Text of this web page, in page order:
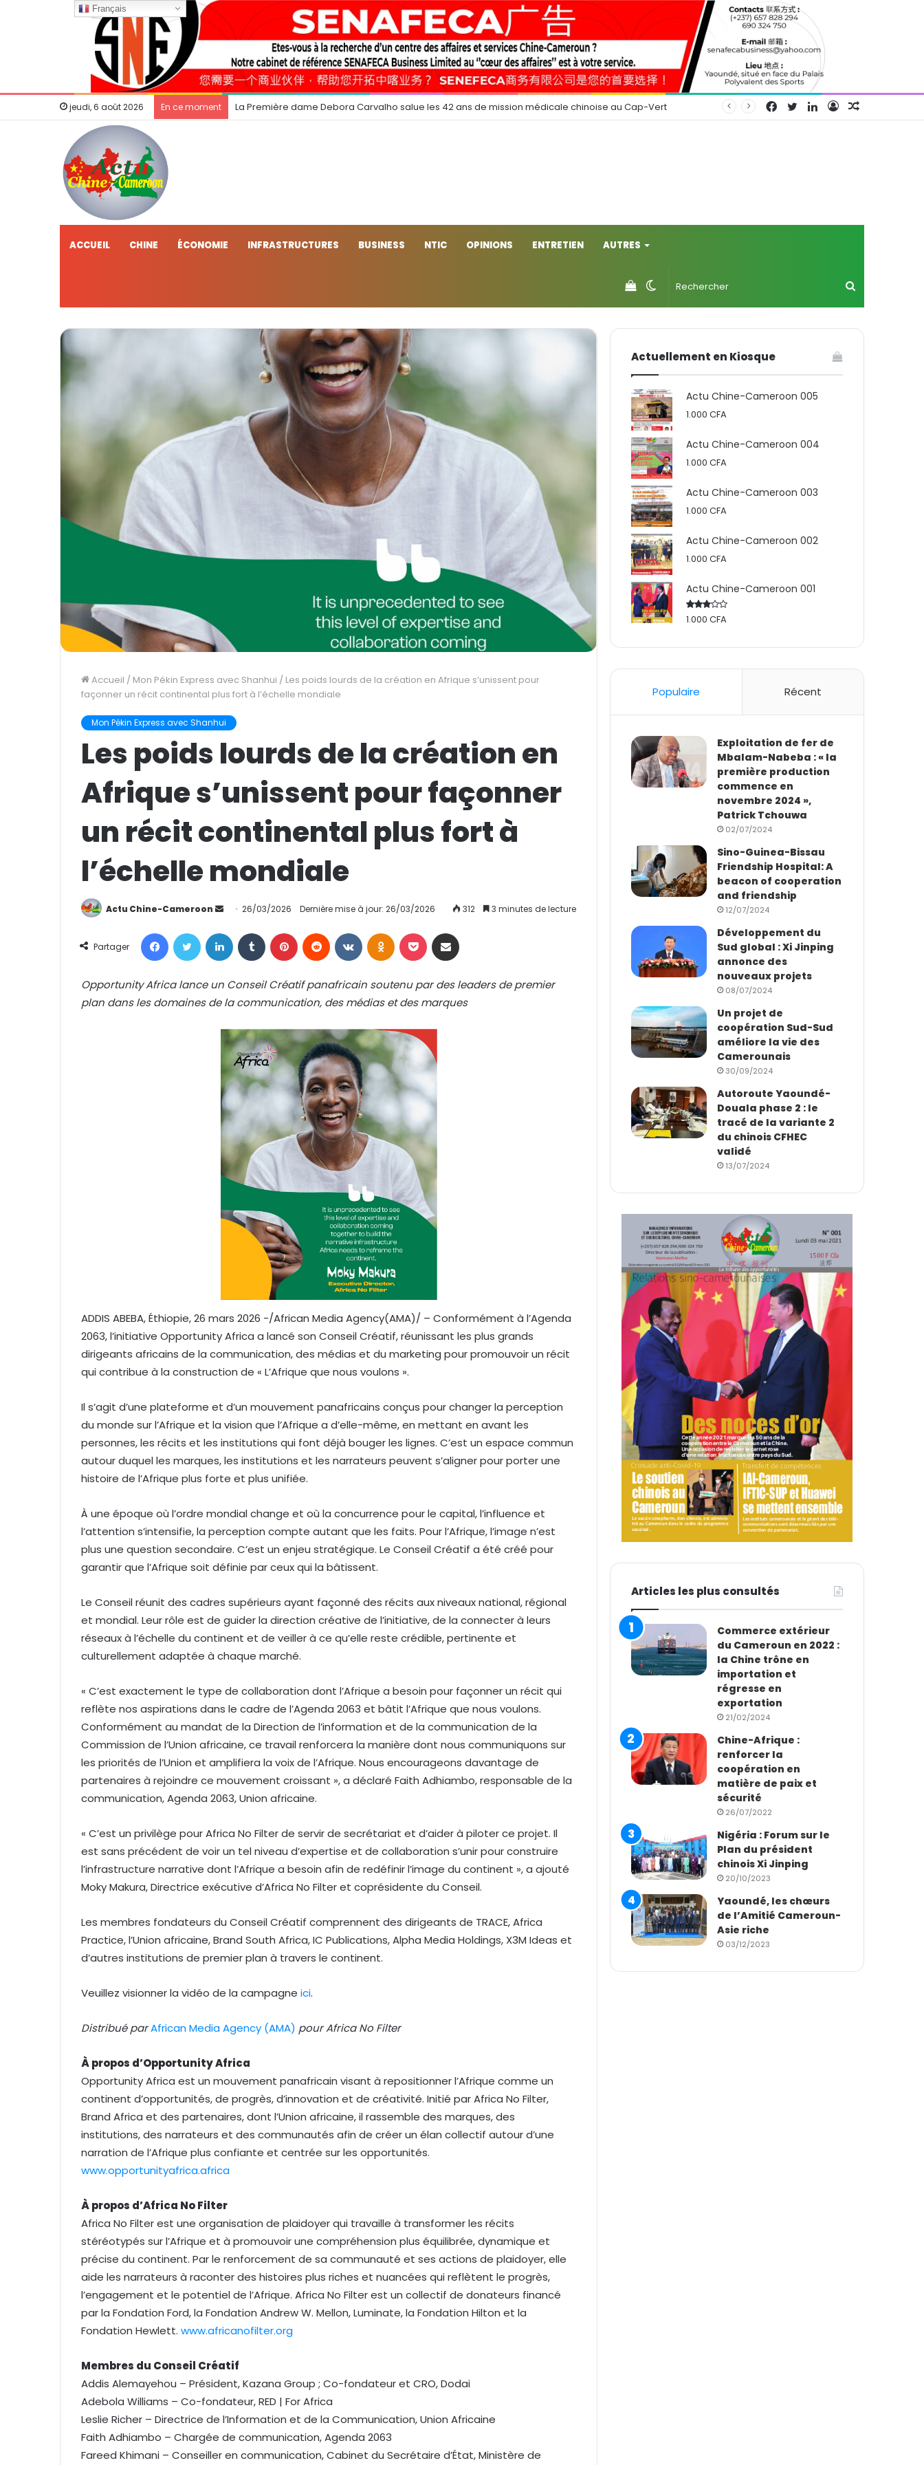
jeudi, 6 août 2026 En ce moment La Première dame Debora Carvalho salue les 42 ans de mission médicale chinoise au Cap-Vert Connexion
Linkedin
Twitter
Facebook
ACCUEIL CHINE ÉCONOMIE INFRASTRUCTURES BUSINESS NTIC OPINIONS ENTRETIEN AUTRES
Switch
skin
Voir
votre
Accueil / Mon Pékin Express avec Shanhui / Les poids lourds de la création en Afrique s’unissent pour
façonner un récit continental plus fort à l’échelle mondiale
Mon Pékin Express avec Shanhui
Les poids lourds de la création en
Afrique s’unissent pour façonner
un récit continental plus fort à
l’échelle mondiale
Actu Chine-Cameroon
o
r
o
u
r
r
i
e
26/03/2026 Dernière mise à jour: 26/03/2026 312 3 minutes de lecture
Partager
Opportunity Africa lance un Conseil Créatif panafricain soutenu par des leaders de premier
plan dans les domaines de la communication, des médias et des marques
ADDIS ABEBA, Éthiopie, 26 mars 2026 -/African Media Agency(AMA)/ – Conformément à l’Agenda
2063, l’initiative Opportunity Africa a lancé son Conseil Créatif, réunissant les plus grands
dirigeants africains de la communication, des médias et du marketing pour promouvoir un récit
qui contribue à la construction de « L’Afrique que nous voulons ».
Il s’agit d’une plateforme et d’un mouvement panafricains conçus pour changer la perception
du monde sur l’Afrique et la vision que l’Afrique a d’elle-même, en mettant en avant les
personnes, les récits et les institutions qui font déjà bouger les lignes. C’est un espace commun
autour duquel les marques, les institutions et les narrateurs peuvent s’aligner pour porter une
histoire de l’Afrique plus forte et plus unifiée.
À une époque où l’ordre mondial change et où la concurrence pour le capital, l’influence et
l’attention s’intensifie, la perception compte autant que les faits. Pour l’Afrique, l’image n’est
plus une question secondaire. C’est un enjeu stratégique. Le Conseil Créatif a été créé pour
garantir que l’Afrique soit définie par ceux qui la bâtissent.
Le Conseil réunit des cadres supérieurs ayant façonné des récits aux niveaux national, régional
et mondial. Leur rôle est de guider la direction créative de l’initiative, de la connecter à leurs
réseaux à l’échelle du continent et de veiller à ce qu’elle reste crédible, pertinente et
culturellement adaptée à chaque marché.
« C’est exactement le type de collaboration dont l’Afrique a besoin pour façonner un récit qui
reflète nos aspirations dans le cadre de l’Agenda 2063 et bâtit l’Afrique que nous voulons.
Conformément au mandat de la Direction de l’information et de la communication de la
Commission de l’Union africaine, ce travail renforcera la manière dont nous communiquons sur
les priorités de l’Union et amplifiera la voix de l’Afrique. Nous encourageons davantage de
partenaires à rejoindre ce mouvement croissant », a déclaré Faith Adhiambo, responsable de la
communication, Agenda 2063, Union africaine.
« C’est un privilège pour Africa No Filter de servir de secrétariat et d’aider à piloter ce projet. Il
est sans précédent de voir un tel niveau d’expertise et de collaboration s’unir pour construire
l’infrastructure narrative dont l’Afrique a besoin afin de redéfinir l’image du continent », a ajouté
Moky Makura, Directrice exécutive d’Africa No Filter et coprésidente du Conseil.
Les membres fondateurs du Conseil Créatif comprennent des dirigeants de TRACE, Africa
Practice, l’Union africaine, Brand South Africa, IC Publications, Alpha Media Holdings, X3M Ideas et
d’autres institutions de premier plan à travers le continent.
Veuillez visionner la vidéo de la campagne ici.
Distribué parAfrican Media Agency (AMA) pour Africa No Filter
À propos d’Opportunity Africa
Opportunity Africa est un mouvement panafricain visant à repositionner l’Afrique comme un
continent d’opportunités, de progrès, d’innovation et de créativité. Initié par Africa No Filter,
Brand Africa et des partenaires, dont l’Union africaine, il rassemble des marques, des
institutions, des narrateurs et des communautés afin de créer un élan collectif autour d’une
narration de l’Afrique plus confiante et centrée sur les opportunités.
www.opportunityafrica.africa
À propos d’Africa No Filter
Africa No Filter est une organisation de plaidoyer qui travaille à transformer les récits
stéréotypés sur l’Afrique et à promouvoir une compréhension plus équilibrée, dynamique et
précise du continent. Par le renforcement de sa communauté et ses actions de plaidoyer, elle
aide les narrateurs à raconter des histoires plus riches et nuancées qui reflètent le progrès,
l’engagement et le potentiel de l’Afrique. Africa No Filter est un collectif de donateurs financé
par la Fondation Ford, la Fondation Andrew W. Mellon, Luminate, la Fondation Hilton et la
Fondation Hewlett. www.africanofilter.org
Membres du Conseil Créatif
Addis Alemayehou – Président, Kazana Group ; Co-fondateur et CRO, Dodai
Adebola Williams – Co-fondateur, RED | For Africa
Leslie Richer – Directrice de l’Information et de la Communication, Union Africaine
Faith Adhiambo – Chargée de communication, Agenda 2063
Fareed Khimani – Conseiller en communication, Cabinet du Secrétaire d’État, Ministère de
Actuellement en Kiosque
Actu Chine-Cameroon 005
1.000CFA
Actu Chine-Cameroon 004
1.000CFA
Actu Chine-Cameroon 003
1.000CFA
Actu Chine-Cameroon 002
1.000CFA
Actu Chine-Cameroon 001
Rated
1.000CFA
Populaire Récent
Exploitation de fer de
Mbalam-Nabeba : « la
première production
commence en
novembre 2024 »,
Patrick Tchouwa
02/07/2024
Sino-Guinea-Bissau
Friendship Hospital: A
beacon of cooperation
and friendship
12/07/2024
Développement du
Sud global : Xi Jinping
annonce des
nouveaux projets
08/07/2024
Un projet de
coopération Sud-Sud
améliore la vie des
Camerounais
30/09/2024
Autoroute Yaoundé-
Douala phase 2 : le
tracé de la variante 2
du chinois CFHEC
validé
13/07/2024
Articles les plus consultés
Commerce extérieur
du Cameroun en 2022 :
la Chine trône en
importation et
régresse en
exportation
21/02/2024
Chine-Afrique :
renforcer la
coopération en
matière de paix et
sécurité
26/07/2022
Nigéria : Forum sur le
Plan du président
chinois Xi Jinping
20/10/2023
Yaoundé, les chœurs
de l’Amitié Cameroun-
Asie riche
03/12/2023
Français